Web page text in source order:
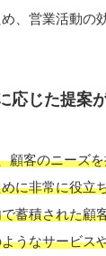
、営業活動の
応じた提案
顧客のニーズ
に非常に役立
蓄積された顧
うなサービス